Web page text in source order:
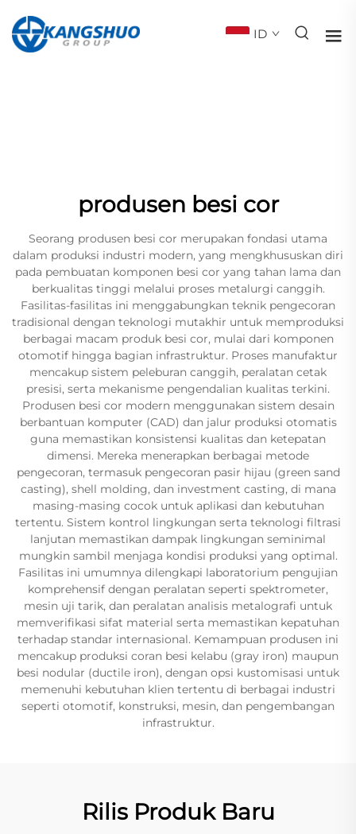
ID
produsen besi cor
Seorang produsen besi cor merupakan fondasi utama
dalam produksi industri modern, yang mengkhususkan diri
pada pembuatan komponen besi cor yang tahan lama dan
berkualitas tinggi melalui proses metalurgi canggih.
Fasilitas-fasilitas ini menggabungkan teknik pengecoran
tradisional dengan teknologi mutakhir untuk memproduksi
berbagai macam produk besi cor, mulai dari komponen
otomotif hingga bagian infrastruktur. Proses manufaktur
mencakup sistem peleburan canggih, peralatan cetak
presisi, serta mekanisme pengendalian kualitas terkini.
Produsen besi cor modern menggunakan sistem desain
berbantuan komputer (CAD) dan jalur produksi otomatis
guna memastikan konsistensi kualitas dan ketepatan
dimensi. Mereka menerapkan berbagai metode
pengecoran, termasuk pengecoran pasir hijau (green sand
casting), shell molding, dan investment casting, di mana
masing-masing cocok untuk aplikasi dan kebutuhan
tertentu. Sistem kontrol lingkungan serta teknologi filtrasi
lanjutan memastikan dampak lingkungan seminimal
mungkin sambil menjaga kondisi produksi yang optimal.
Fasilitas ini umumnya dilengkapi laboratorium pengujian
komprehensif dengan peralatan seperti spektrometer,
mesin uji tarik, dan peralatan analisis metalografi untuk
memverifikasi sifat material serta memastikan kepatuhan
terhadap standar internasional. Kemampuan produsen ini
mencakup produksi coran besi kelabu (gray iron) maupun
besi nodular (ductile iron), dengan opsi kustomisasi untuk
memenuhi kebutuhan klien tertentu di berbagai industri
seperti otomotif, konstruksi, mesin, dan pengembangan
infrastruktur.
Rilis Produk Baru